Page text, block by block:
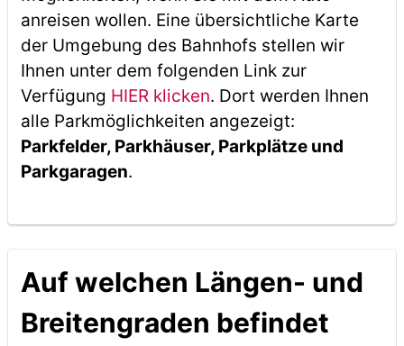
anreisen wollen. Eine übersichtliche Karte
der Umgebung des Bahnhofs stellen wir
Ihnen unter dem folgenden Link zur
Verfügung HIER klicken. Dort werden Ihnen
alle Parkmöglichkeiten angezeigt:
Parkfelder, Parkhäuser, Parkplätze und
Parkgaragen.
Auf welchen Längen- und
Breitengraden befindet